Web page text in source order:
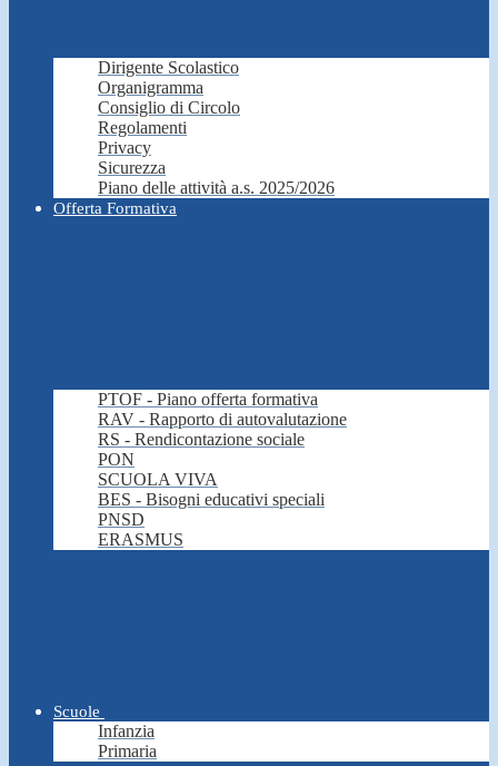
Dirigente Scolastico
Organigramma
Consiglio di Circolo
Regolamenti
Privacy
Sicurezza
Piano delle attività a.s. 2025/2026
Offerta Formativa
PTOF - Piano offerta formativa
RAV - Rapporto di autovalutazione
RS - Rendicontazione sociale
PON
SCUOLA VIVA
BES - Bisogni educativi speciali
PNSD
ERASMUS
Scuole
Infanzia
Primaria